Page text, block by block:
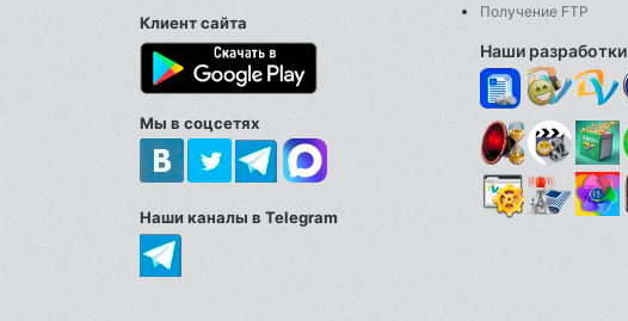
Клиент сайта
Мы в соцсетях
Наши каналы в Telegram
Получение FTP
Наши разработки